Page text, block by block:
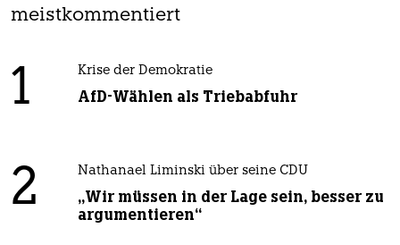
meistkommentiert
1 Krise der Demokratie
AfD-Wählen als Triebabfuhr
2 Nathanael Liminski über seine CDU
„Wir müssen in der Lage sein, besser zu
argumentieren“